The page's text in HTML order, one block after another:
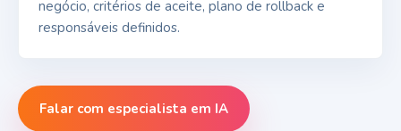
negócio, critérios de aceite, plano de rollback e
responsáveis definidos.
Falar com especialista em IA